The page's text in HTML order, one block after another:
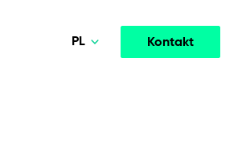
Kontakt
PL